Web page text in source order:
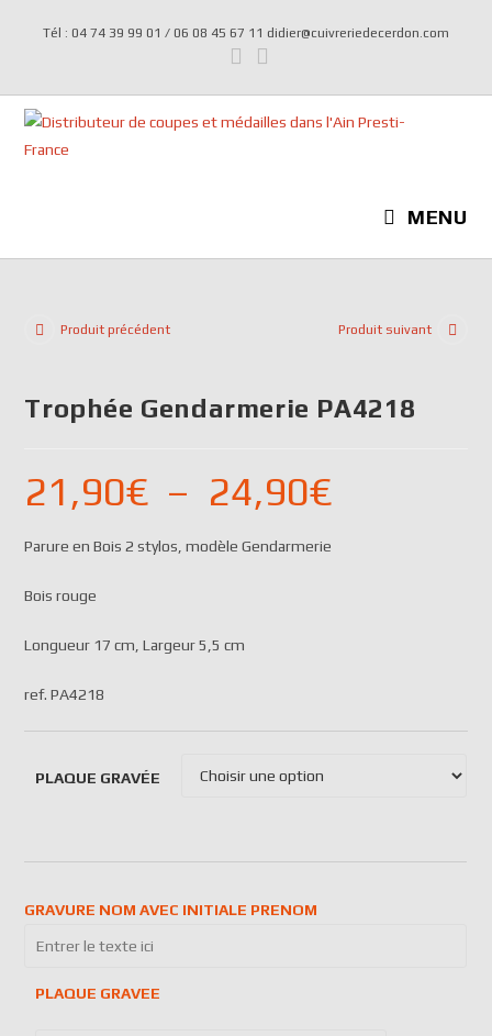
Tél : 04 74 39 99 01 / 06 08 45 67 11 didier@cuivreriedecerdon.com
MENU
Produit précédent Produit suivant
Trophée Gendarmerie PA4218
21,90€ – 24,90€
Parure en Bois 2 stylos, modèle Gendarmerie
Bois rouge
Longueur 17 cm, Largeur 5,5 cm
ref. PA4218
PLAQUE GRAVÉE
GRAVURE NOM AVEC INITIALE PRENOM
PLAQUE GRAVEE